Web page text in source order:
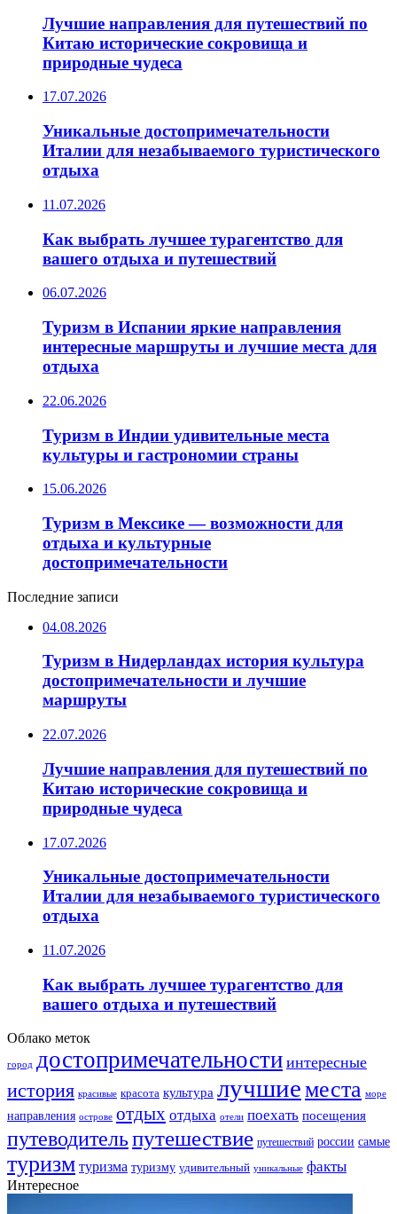
Лучшие направления для путешествий по
Китаю исторические сокровища и
природные чудеса
17.07.2026
Уникальные достопримечательности
Италии для незабываемого туристического
отдыха
11.07.2026
Как выбрать лучшее турагентство для
вашего отдыха и путешествий
06.07.2026
Туризм в Испании яркие направления
интересные маршруты и лучшие места для
отдыха
22.06.2026
Туризм в Индии удивительные места
культуры и гастрономии страны
15.06.2026
Туризм в Мексике — возможности для
отдыха и культурные
достопримечательности
Последние записи
04.08.2026
Туризм в Нидерландах история культура
достопримечательности и лучшие
маршруты
22.07.2026
Лучшие направления для путешествий по
Китаю исторические сокровища и
природные чудеса
17.07.2026
Уникальные достопримечательности
Италии для незабываемого туристического
отдыха
11.07.2026
Как выбрать лучшее турагентство для
вашего отдыха и путешествий
Облако меток
город достопримечательности интересные
история красивые красота культура лучшиеместа море
направления острове отдых отдыха отели поехать посещения
путеводительпутешествие путешествий россии самые
туризм туризма туризму удивительный уникальные факты
Интересное